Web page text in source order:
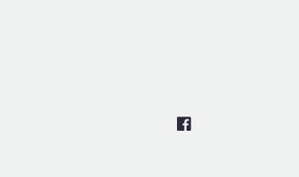
Facebook